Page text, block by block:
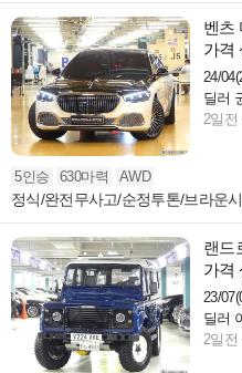
벤츠
가격
24/
딜러
2일전
5인승 630마력 AWD
정식/완전무사고/순정투톤/브라운
랜드
가격
23/
딜러
2일전